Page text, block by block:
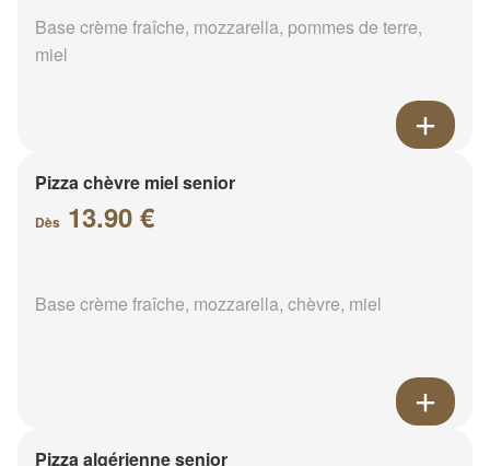
Base crème fraîche, mozzarella, pommes de terre,
miel
Pizza chèvre miel senior
Dès 13.90 €
Base crème fraîche, mozzarella, chèvre, miel
Pizza algérienne senior